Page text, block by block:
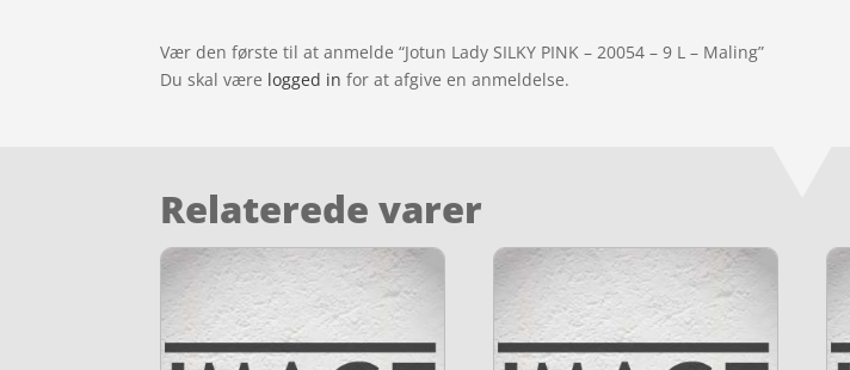
Vær den første til at anmelde “Jotun Lady SILKY PINK – 20054 – 9 L – Maling”
Du skal være logged in for at afgive en anmeldelse.
Relaterede varer